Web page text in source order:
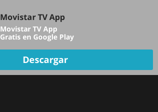
TV EN VIVO
Movistar TV App
Movistar TV App
Gratis en Google Play
Descargar